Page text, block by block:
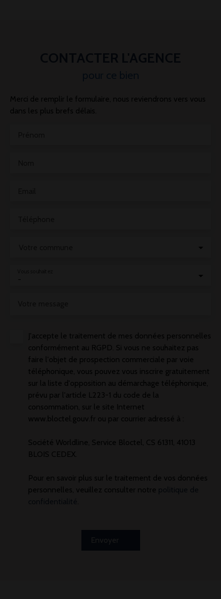
Merci de remplir le formulaire, nous reviendrons vers vous
dans les plus brefs délais.
-
J'accepte le traitement de mes données personnelles
conformément au RGPD. Si vous ne souhaitez pas
faire l'objet de prospection commerciale par voie
téléphonique, vous pouvez vous inscrire gratuitement
sur la liste d'opposition au démarchage téléphonique,
prévu par l'article L223-1 du code de la
consommation, sur le site Internet
www.bloctel.gouv.fr ou par courrier adressé à :
Société Worldline, Service Bloctel, CS 61311, 41013
BLOIS CEDEX.
Pour en savoir plus sur le traitement de vos données
personnelles, veuillez consulter notre